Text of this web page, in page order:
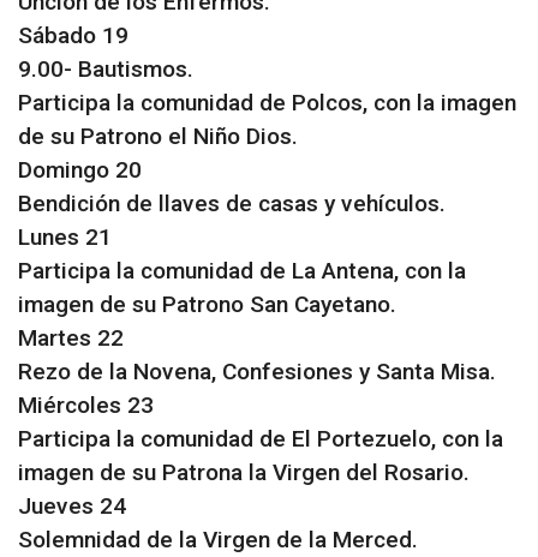
Sábado 19
9.00- Bautismos.
Participa la comunidad de Polcos, con la imagen
de su Patrono el Niño Dios.
Domingo 20
Bendición de llaves de casas y vehículos.
Lunes 21
Participa la comunidad de La Antena, con la
imagen de su Patrono San Cayetano.
Martes 22
Rezo de la Novena, Confesiones y Santa Misa.
Miércoles 23
Participa la comunidad de El Portezuelo, con la
imagen de su Patrona la Virgen del Rosario.
Jueves 24
Solemnidad de la Virgen de la Merced.